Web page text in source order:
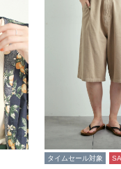
る
タイムセール対象